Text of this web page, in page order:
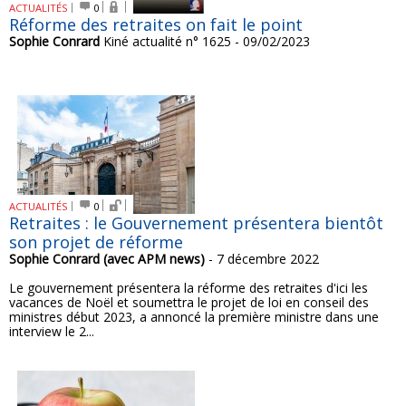
ACTUALITÉS 0
Réforme des retraites on fait le point
Sophie Conrard Kiné actualité n° 1625 - 09/02/2023
ACTUALITÉS 0
Retraites : le Gouvernement présentera bientôt
son projet de réforme
Sophie Conrard (avec APM news) - 7 décembre 2022
Le gouvernement présentera la réforme des retraites d'ici les
vacances de Noël et soumettra le projet de loi en conseil des
ministres début 2023, a annoncé la première ministre dans une
interview le 2...